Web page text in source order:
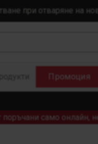
при отваряне на
Промоция
само онлайн,